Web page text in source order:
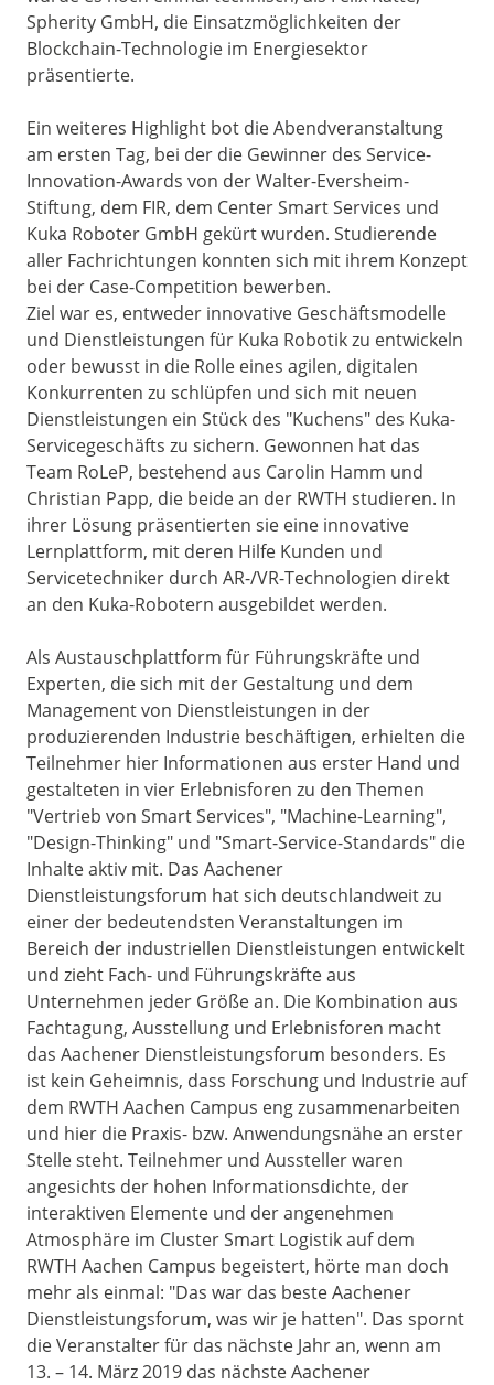
Spherity GmbH, die Einsatzmöglichkeiten der
Blockchain-Technologie im Energiesektor
präsentierte.
Ein weiteres Highlight bot die Abendveranstaltung
am ersten Tag, bei der die Gewinner des Service-
Innovation-Awards von der Walter-Eversheim-
Stiftung, dem FIR, dem Center Smart Services und
Kuka Roboter GmbH gekürt wurden. Studierende
aller Fachrichtungen konnten sich mit ihrem Konzept
bei der Case-Competition bewerben.
Ziel war es, entweder innovative Geschäftsmodelle
und Dienstleistungen für Kuka Robotik zu entwickeln
oder bewusst in die Rolle eines agilen, digitalen
Konkurrenten zu schlüpfen und sich mit neuen
Dienstleistungen ein Stück des "Kuchens" des Kuka-
Servicegeschäfts zu sichern. Gewonnen hat das
Team RoLeP, bestehend aus Carolin Hamm und
Christian Papp, die beide an der RWTH studieren. In
ihrer Lösung präsentierten sie eine innovative
Lernplattform, mit deren Hilfe Kunden und
Servicetechniker durch AR-/VR-Technologien direkt
an den Kuka-Robotern ausgebildet werden.
Als Austauschplattform für Führungskräfte und
Experten, die sich mit der Gestaltung und dem
Management von Dienstleistungen in der
produzierenden Industrie beschäftigen, erhielten die
Teilnehmer hier Informationen aus erster Hand und
gestalteten in vier Erlebnisforen zu den Themen
"Vertrieb von Smart Services", "Machine-Learning",
"Design-Thinking" und "Smart-Service-Standards" die
Inhalte aktiv mit. Das Aachener
Dienstleistungsforum hat sich deutschlandweit zu
einer der bedeutendsten Veranstaltungen im
Bereich der industriellen Dienstleistungen entwickelt
und zieht Fach- und Führungskräfte aus
Unternehmen jeder Größe an. Die Kombination aus
Fachtagung, Ausstellung und Erlebnisforen macht
das Aachener Dienstleistungsforum besonders. Es
ist kein Geheimnis, dass Forschung und Industrie auf
dem RWTH Aachen Campus eng zusammenarbeiten
und hier die Praxis- bzw. Anwendungsnähe an erster
Stelle steht. Teilnehmer und Aussteller waren
angesichts der hohen Informationsdichte, der
interaktiven Elemente und der angenehmen
Atmosphäre im Cluster Smart Logistik auf dem
RWTH Aachen Campus begeistert, hörte man doch
mehr als einmal: "Das war das beste Aachener
Dienstleistungsforum, was wir je hatten". Das spornt
die Veranstalter für das nächste Jahr an, wenn am
13. – 14. März 2019 das nächste Aachener